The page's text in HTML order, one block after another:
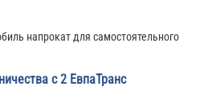
напрокат для самостоятельного
с 2 ЕвпаТранс